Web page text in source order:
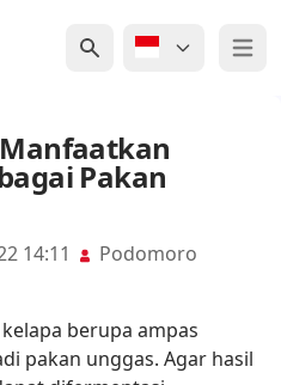
Open
Pakan
14:11
Podomoro